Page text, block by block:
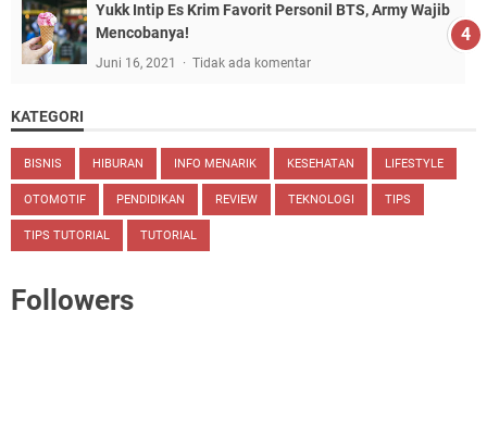
Yukk Intip Es Krim Favorit Personil BTS, Army Wajib
Mencobanya!
Juni 16, 2021 Tidak ada komentar
KATEGORI
BISNIS HIBURAN INFO MENARIK KESEHATAN LIFESTYLE
OTOMOTIF PENDIDIKAN REVIEW TEKNOLOGI TIPS
TIPS TUTORIAL TUTORIAL
Followers